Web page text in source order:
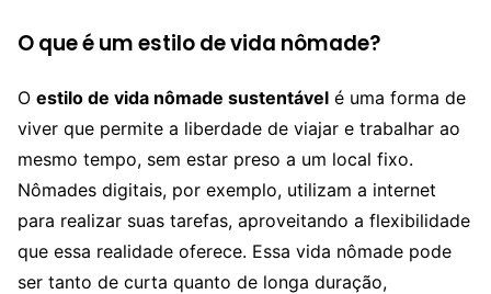
O que é um estilo de vida nômade?
O estilo de vida nômade sustentável é uma forma de
viver que permite a liberdade de viajar e trabalhar ao
mesmo tempo, sem estar preso a um local fixo.
Nômades digitais, por exemplo, utilizam a internet
para realizar suas tarefas, aproveitando a flexibilidade
que essa realidade oferece. Essa vida nômade pode
ser tanto de curta quanto de longa duração,